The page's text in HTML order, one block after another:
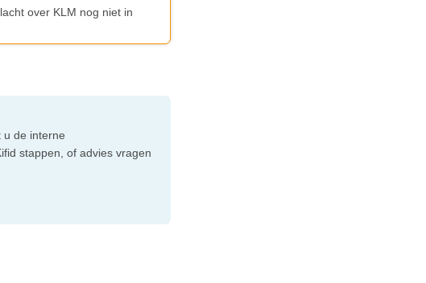
over KLM nog niet in
u de interne
stappen, of advies vragen